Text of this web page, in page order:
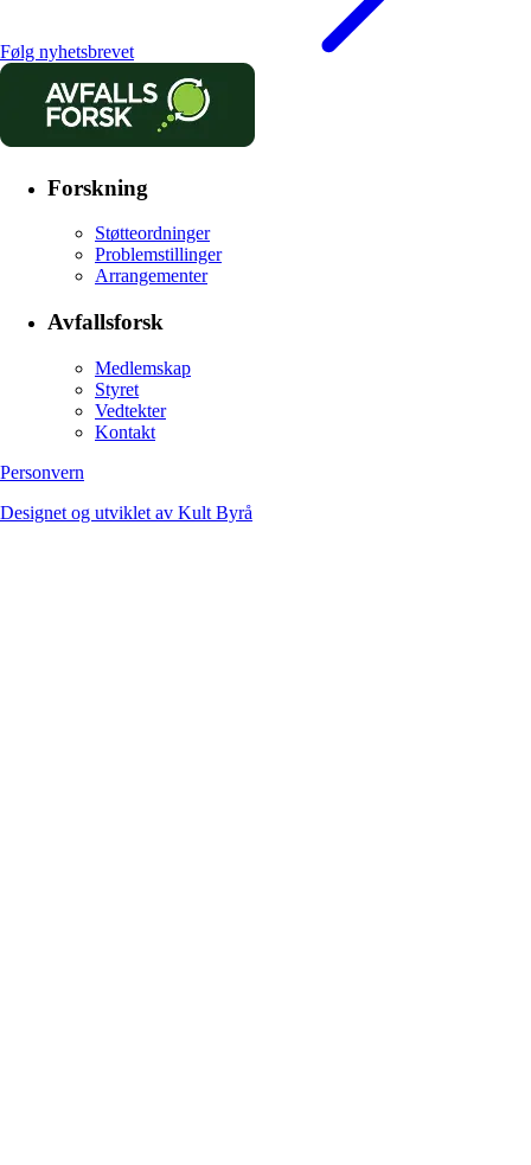
Følg nyhetsbrevet
Forskning
Støtteordninger
Problemstillinger
Arrangementer
Avfallsforsk
Medlemskap
Styret
Vedtekter
Kontakt
Personvern
Designet og utviklet av Kult Byrå